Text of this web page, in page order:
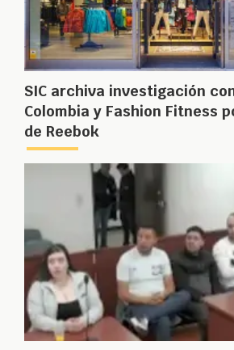
SIC archiva investigación
Colombia y Fashion Fitness
de Reebok